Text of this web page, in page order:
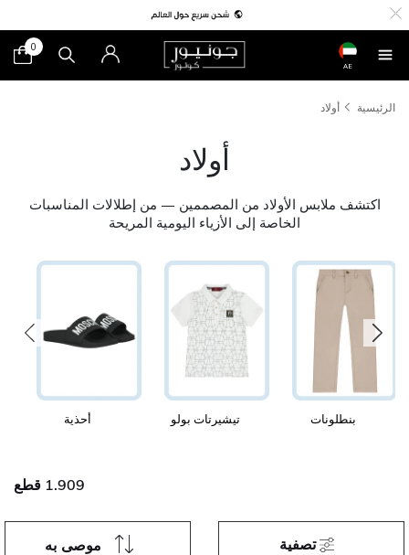
AE
0
الرئيسية أولاد
أولاد
اكتشف ملابس الأولاد من المصممين — من إطلالات المناسبات
الخاصة إلى الأزياء اليومية المريحة
بنطلونات تيشيرتات بولو أحذية
1.909 قطع
موصى به تصفية